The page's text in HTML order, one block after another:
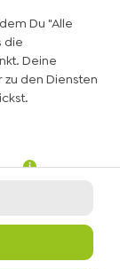
Du "Alle
die
Deine
zu den Diensten